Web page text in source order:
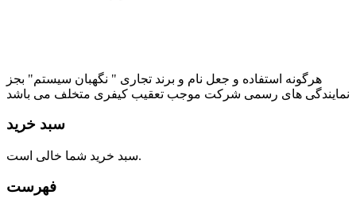
هرگونه استفاده و جعل نام و برند تجاری " نگهبان سیستم" بجز
نمایندگی های رسمی شرکت موجب تعقیب کیفری متخلف می باشد
سبد خرید
سبد خرید شما خالی است.
فهرست